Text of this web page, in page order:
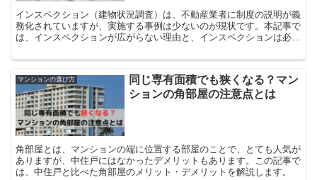
インスペクション（建物状況調査）は、不動産業者に制度の説明が義
務化されていますが、実施する事例は少ないのが現状です。本記事で
は、インスペクションが広がらない理由と、インスペクションは必要
マンションの選び方
同じ専有面積でも狭くなる？マン
ションの角部屋の注意点とは
角部屋とは、マンションの端に位置する部屋のことで、とても人気が
ありますが、中住戸にはなかったデメリットもあります。この記事で
は、中住戸と比べた角部屋のメリット・デメリットを解説します。